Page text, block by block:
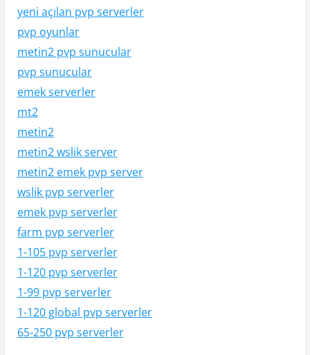
yeni açılan pvp serverler
pvp oyunlar
metin2 pvp sunucular
pvp sunucular
emek serverler
mt2
metin2
metin2 wslik server
metin2 emek pvp server
wslik pvp serverler
emek pvp serverler
farm pvp serverler
1-105 pvp serverler
1-120 pvp serverler
1-99 pvp serverler
1-120 global pvp serverler
65-250 pvp serverler